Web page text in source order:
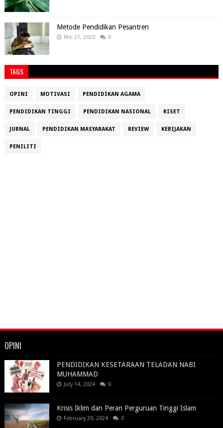
Metode Pendidikan Pesantren
Mei 21, 2020 0
TAGS
OPINI MOTIVASI PENDIDIKAN AGAMA
PENDIDIKAN TINGGI PENDIDIKAN NASIONAL RISET
JURNAL PENDIDIKAN MASYARAKAT REVIEW KEBIJAKAN
PENILITI
OPINI
PENDIDIKAN KESETARAAN TELADAN NABI
MUHAMMAD
July 14, 2024 0
Krisis Iklim dan Peran Perguruan Tinggi Islam
February 20, 2024 0